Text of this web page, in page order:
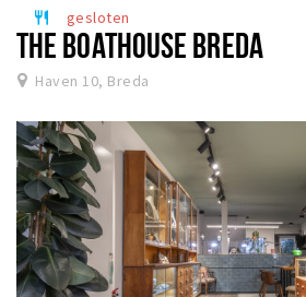
restaurant gesloten
THE BOATHOUSE BREDA
Haven 10, Breda